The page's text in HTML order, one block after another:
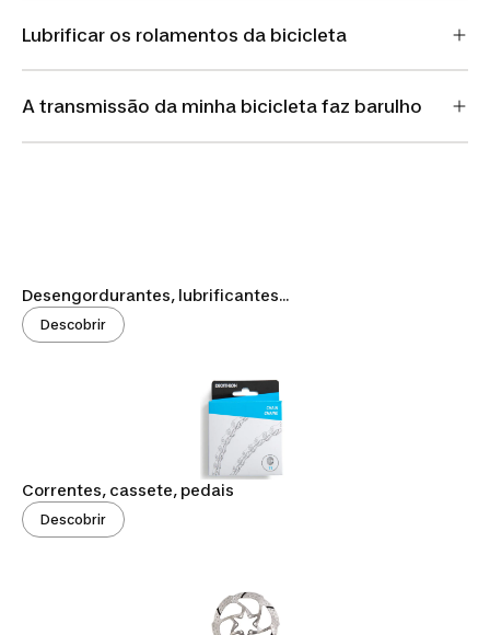
Lubrificar os rolamentos da bicicleta
A transmissão da minha bicicleta faz barulho
Desengordurantes, lubrificantes...
Descobrir
Correntes, cassete, pedais
Descobrir